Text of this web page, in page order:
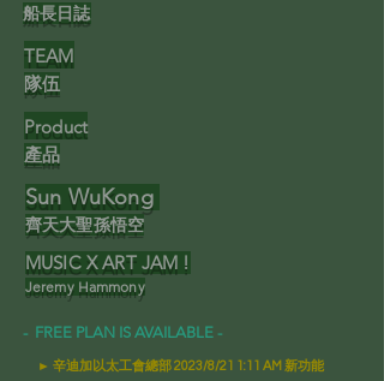
船長日誌
TEAM
隊伍
Product
產品
Sun WuKong
齊天大聖孫悟空
MUSIC X ART JAM !
Jeremy Hammony
- FREE PLAN IS AVAILABLE -
► 辛迪加以太工會總部 2023/8/21 1:11 AM 新功能